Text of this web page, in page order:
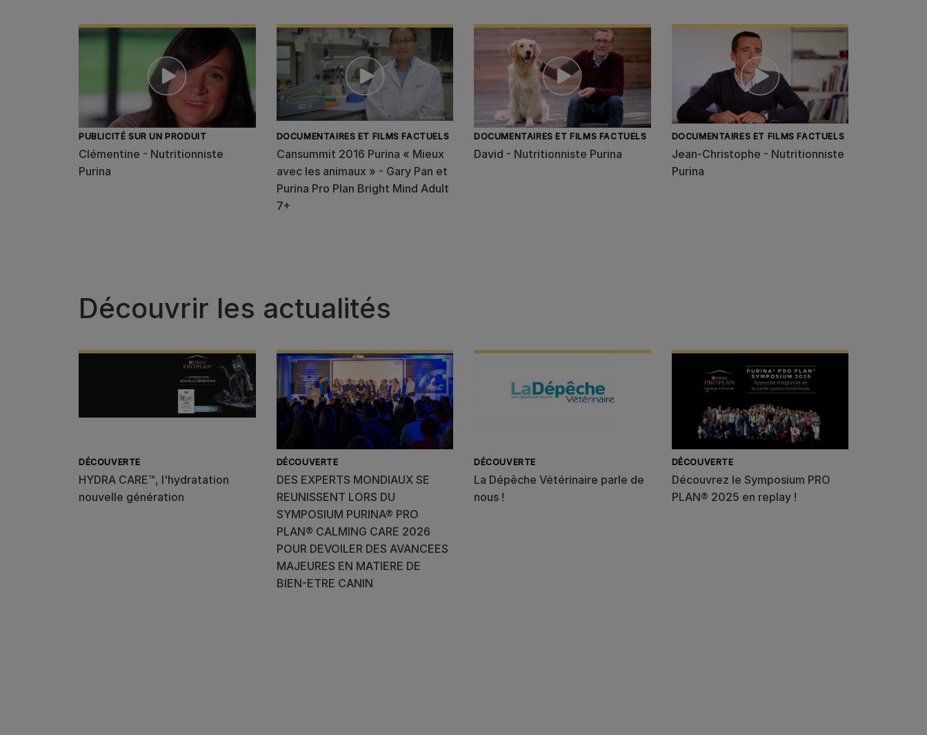
PUBLICITÉ SUR UN PRODUIT
Clémentine - Nutritionniste
Purina
DOCUMENTAIRES ET FILMS FACTUELS
Cansummit 2016 Purina « Mieux
avec les animaux » - Gary Pan et
Purina Pro Plan Bright Mind Adult
7+
DOCUMENTAIRES ET FILMS FACTUELS
David - Nutritionniste Purina
DOCUMENTAIRES ET FILMS FACTUELS
Jean-Christophe - Nutritionniste
Purina
Découvrir les actualités
DÉCOUVERTE
HYDRA CARE™, l'hydratation
nouvelle génération
DÉCOUVERTE
DES EXPERTS MONDIAUX SE
REUNISSENT LORS DU
SYMPOSIUM PURINA® PRO
PLAN® CALMING CARE 2026
POUR DEVOILER DES AVANCEES
MAJEURES EN MATIERE DE
BIEN-ETRE CANIN
DÉCOUVERTE
La Dépêche Vétérinaire parle de
nous !
DÉCOUVERTE
Découvrez le Symposium PRO
PLAN® 2025 en replay !